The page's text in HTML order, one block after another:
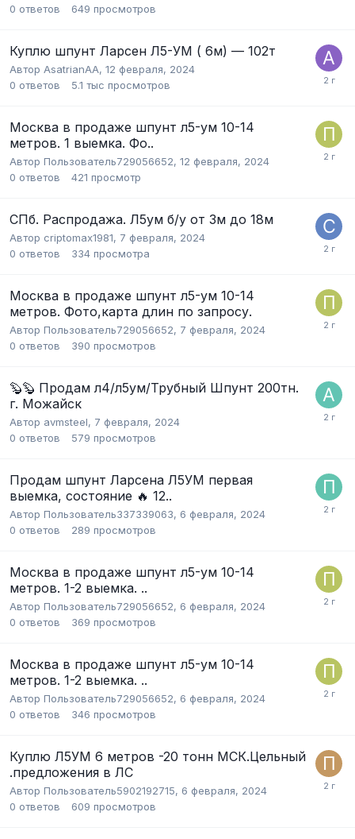
0 ответов 649 просмотров
Куплю шпунт Ларсен Л5-УМ ( 6м) — 102т
Автор AsatrianAA, 12 февраля, 2024
0 ответов 5.1 тыс просмотров
Москва в продаже шпунт л5-ум 10-14
метров. 1 выемка. Фо..
Автор Пользователь729056652, 12 февраля, 2024
0 ответов 421 просмотр
СПб. Распродажа. Л5ум б/у от 3м до 18м
Автор criptomax1981, 7 февраля, 2024
0 ответов 334 просмотра
Москва в продаже шпунт л5-ум 10-14
метров. Фото,карта длин по запросу.
Автор Пользователь729056652, 7 февраля, 2024
0 ответов 390 просмотров
🦫🦫 Продам л4/л5ум/Трубный Шпунт 200тн.
г. Можайск
Автор avmsteel, 7 февраля, 2024
0 ответов 579 просмотров
Продам шпунт Ларсена Л5УМ первая
выемка, состояние 🔥 12..
Автор Пользователь337339063, 6 февраля, 2024
0 ответов 289 просмотров
Москва в продаже шпунт л5-ум 10-14
метров. 1-2 выемка. ..
Автор Пользователь729056652, 6 февраля, 2024
0 ответов 369 просмотров
Москва в продаже шпунт л5-ум 10-14
метров. 1-2 выемка. ..
Автор Пользователь729056652, 6 февраля, 2024
0 ответов 346 просмотров
Куплю Л5УМ 6 метров -20 тонн МСК.Цельный
.предложения в ЛС
Автор Пользователь5902192715, 6 февраля, 2024
0 ответов 609 просмотров